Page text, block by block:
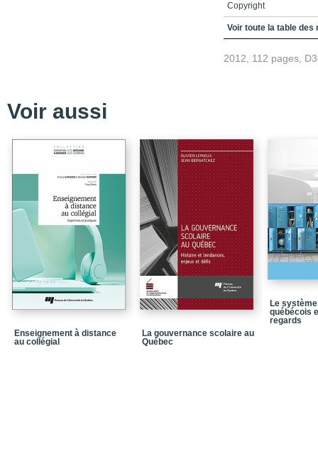
Copyright
Préface
Introduction
Chapitre 1 - Partir du
Chapitre 2 - Culture :
Chapitre 3 - Concept
Chapitre 4 - Facteurs
Conclusion
Voir toute la table des
2012, 112 pages,
Voir aussi
Enseignement à distance
au collégial
La gouvernance scolaire au
Québec
Le
québécois
regards